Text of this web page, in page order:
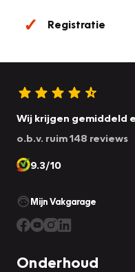
Registratie
Wij krijgen gemiddeld
o.b.v. ruim 148 reviews
9.3/10
Mijn Vakgarage
Onderhoud